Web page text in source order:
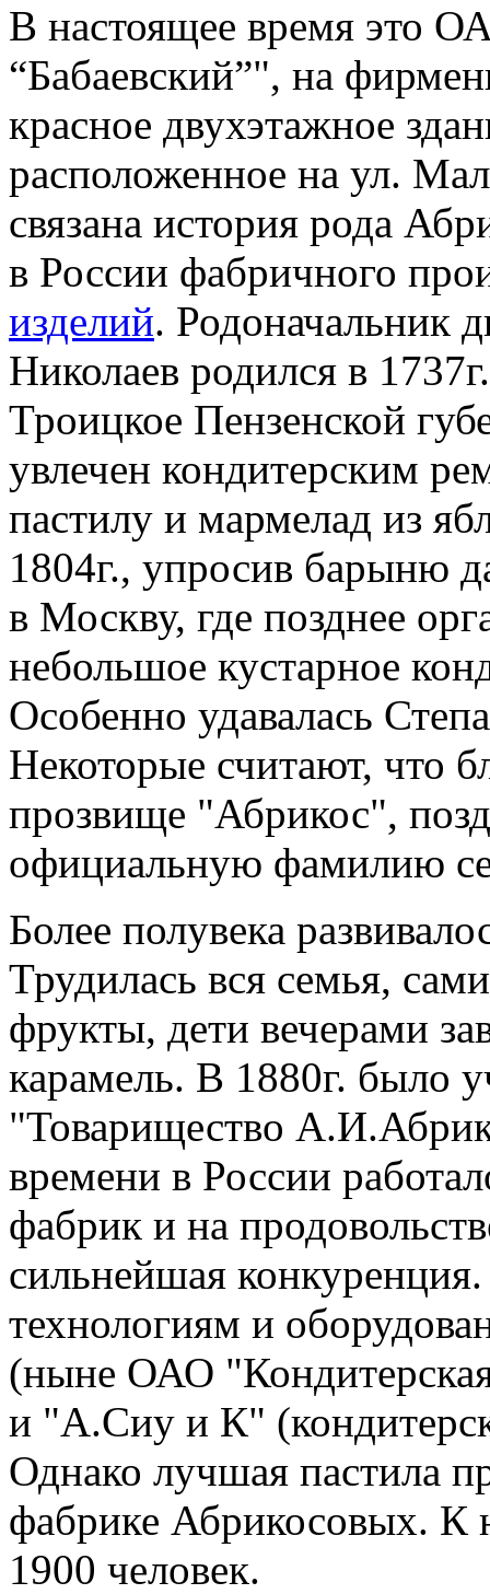
В настоящее время это
“Бабаевский”", на
красное двухэтажное
расположенное на ул.
связана история рода
в России фабричного
изделий. Родоначальник
Николаев родился в
Троицкое Пензенской
увлечен кондитерским
пастилу и мармелад из
1804г., упросив барыню
в Москву, где позднее
небольшое кустарное
Особенно удавалась
Некоторые считают, что
прозвище "Абрикос",
официальную фамилию
Более полувека
Трудилась вся семья,
фрукты, дети вечерами
карамель. В 1880г. было
"Товарищество
времени в России
фабрик и на
сильнейшая
технологиям и
(ныне ОАО
и "А.Сиу и К"
Однако лучшая пастила
фабрике Абрикосовых. К
1900 человек.